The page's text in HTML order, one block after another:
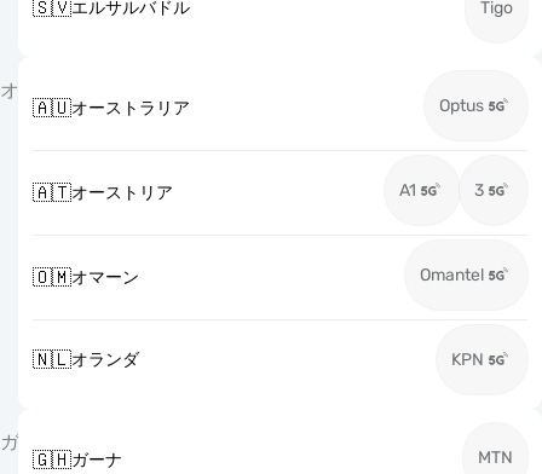
🇸🇻エルサルバドル Tigo
オ
🇦🇺オーストラリア Optus
🇦🇹オーストリア A1 3
🇴🇲オマーン Omantel
🇳🇱オランダ KPN
ガ
🇬🇭ガーナ MTN